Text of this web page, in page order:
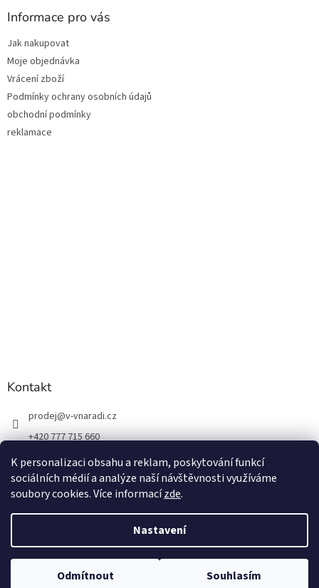
K personalizaci obsahu a reklam, poskytování funkcí
sociálních médií a analýze naší návštěvnosti využíváme
soubory cookies. Více informacízde.
Nastavení
Odmítnout Souhlasím
Informace pro vás
Jak nakupovat
Moje objednávka
Vrácení zboží
Podmínky ochrany osobních údajů
obchodní podmínky
reklamace
Kontakt
prodej@v-vnaradi.cz
+420 777 715 660
Copyright 2026V-VNÁŘADÍ. Všechna práva vyhrazena.Upravit